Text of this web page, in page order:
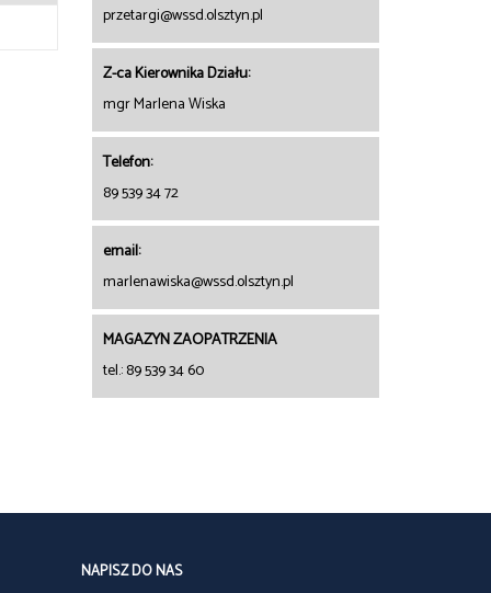
przetargi@wssd.olsztyn.pl
Z-ca Kierownika Działu:
mgr Marlena Wiska
Telefon:
89 539 34 72
email:
marlenawiska@wssd.olsztyn.pl
MAGAZYN ZAOPATRZENIA
tel.: 89 539 34 60
NAPISZ DO NAS